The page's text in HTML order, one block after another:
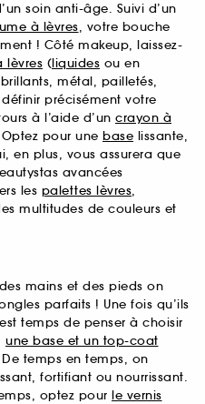
soin anti-âge. Suivi d’un
à lèvres, votre bouche
! Côté makeup, laissez-
lèvres (liquides ou en
métal, pailletés,
précisément votre
à l’aide d’un crayon à
pour une base lissante,
en plus, vous assurera que
avancées
les palettes lèvres,
multitudes de couleurs et
mains et des pieds on
parfaits ! Une fois qu’ils
temps de penser à choisir
une base et un top-coat
temps en temps, on
fortifiant ou nourrissant.
optez pour le vernis